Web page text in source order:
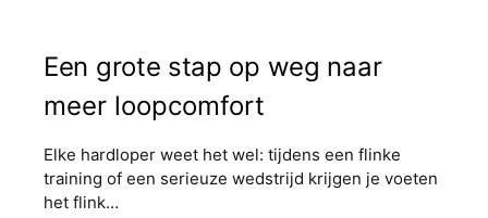
Een grote stap op weg naar
meer loopcomfort
Elke hardloper weet het wel: tijdens een flinke
training of een serieuze wedstrijd krijgen je voeten
het flink…